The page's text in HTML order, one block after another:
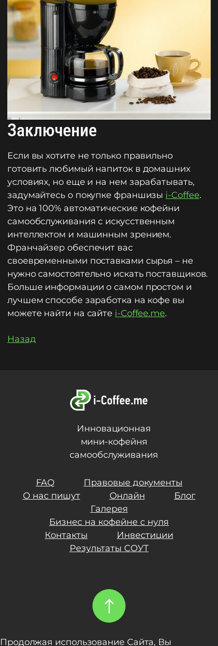
Заключение
Если вы хотите не только правильно
готовить любимый напиток в домашних
условиях, но еще и на нем зарабатывать,
задумайтесь о покупке франшизы i-Coffee.
Это на 100% автоматические кофейни
самообслуживания с искусственным
интеллектом и машинным зрением.
Франчайзер обеспечит вас
своевременными поставками сырья – не
нужно самостоятельно искать поставщиков.
Больше информации о самом простом и
лучшем способе заработка на кофе вы
можете найти на сайте i-Coffee.me.
Назад
Инновационная
мини-кофейня
самообслуживания
FAQ
Правовые документы
О нас пишут
Онлайн
Блог
Галерея
Бизнес на кофейне с нуля
Контакты
Инвестиции
Результаты СОУТ
Продолжая использование Сайта, Вы